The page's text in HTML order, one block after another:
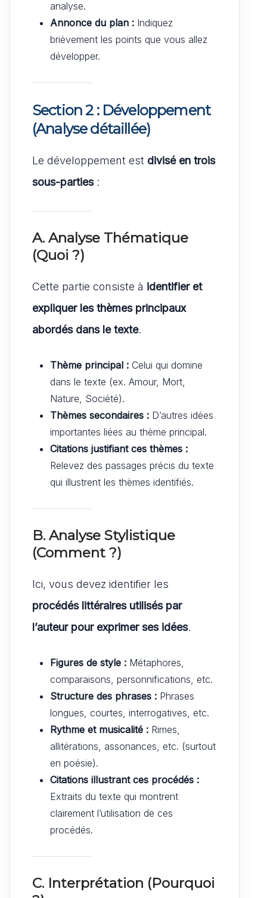
analyse.
Annonce du plan : Indiquez
brièvement les points que vous allez
développer.
Section 2 : Développement
(Analyse détaillée)
Le développement est divisé en trois
sous-parties:
A. Analyse Thématique
(Quoi ?)
Cette partie consiste à identifier et
expliquer les thèmes principaux
abordés dans le texte.
Thème principal : Celui qui domine
dans le texte (ex. Amour, Mort,
Nature, Société).
Thèmes secondaires : D’autres idées
importantes liées au thème principal.
Citations justifiant ces thèmes :
Relevez des passages précis du texte
qui illustrent les thèmes identifiés.
B. Analyse Stylistique
(Comment ?)
Ici, vous devez identifier les
procédés littéraires utilisés par
l’auteur pour exprimer ses idées.
Figures de style : Métaphores,
comparaisons, personnifications, etc.
Structure des phrases : Phrases
longues, courtes, interrogatives, etc.
Rythme et musicalité : Rimes,
allitérations, assonances, etc. (surtout
en poésie).
Citations illustrant ces procédés :
Extraits du texte qui montrent
clairement l’utilisation de ces
procédés.
C. Interprétation (Pourquoi